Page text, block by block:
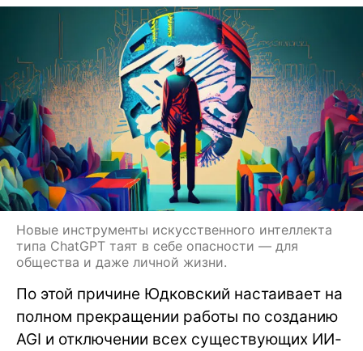
Новые инструменты искусственного интеллекта
типа ChatGPT таят в себе опасности — для
общества и даже личной жизни.
По этой причине Юдковский настаивает на
полном прекращении работы по созданию
AGI и отключении всех существующих ИИ-